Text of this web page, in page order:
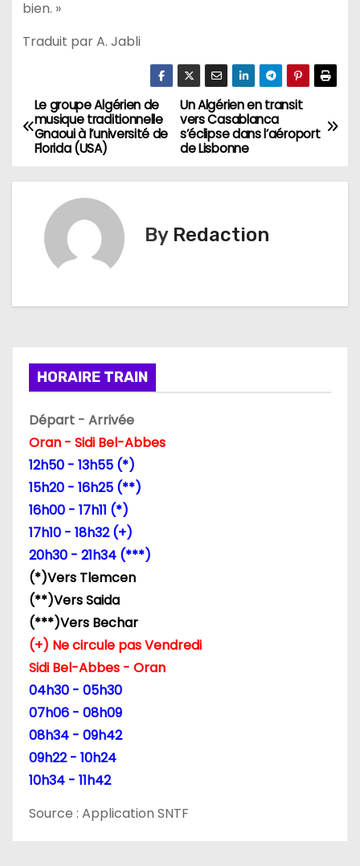
bien. »
Traduit par A. Jabli
N
a
v
t
o
n
d
e
a
r
t
c
e
Un Algérien en transit
vers Casablanca
s’éclipse dans l’aéroport
de Lisbonne
Le groupe Algérien de
musique traditionnelle
Gnaoui à l’université de
Florida (USA)
By Redaction
HORAIRE TRAIN
Départ - Arrivée
Oran - Sidi Bel-Abbes
12h50 - 13h55 (*)
15h20 - 16h25 (**)
16h00 - 17h11 (*)
17h10 - 18h32 (+)
20h30 - 21h34 (***)
(*)Vers Tlemcen
(**)Vers Saida
(***)Vers Bechar
(+) Ne circule pas Vendredi
Sidi Bel-Abbes - Oran
04h30 - 05h30
07h06 - 08h09
08h34 - 09h42
09h22 - 10h24
10h34 - 11h42
Source : Application SNTF